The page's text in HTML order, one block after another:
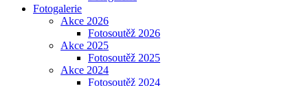
Fotogalerie
Akce 2026
Fotosoutěž 2026
Akce 2025
Fotosoutěž 2025
Akce 2024
Fotosoutěž 2024